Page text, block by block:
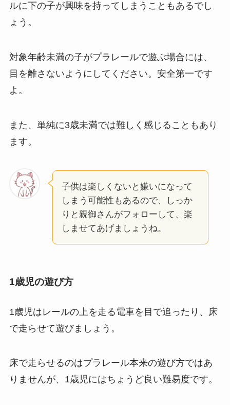
ルに下の子が興味を持ってしまうこともあるでし
ょう。
対象年齢未満の子がプラレールで遊ぶ場合には、
目を離さないようにしてください。安全第一です
よ。
また、単純に3歳未満では難しく感じることもあり
ます。
子供は楽しくないと嫌いになって
しまう可能性もあるので、しっか
りと親御さんがフォローして、楽
しませてあげましょうね。
1歳児の遊び方
1歳児はレールの上を走る電車を目で追ったり、床
で走らせて遊びましょう。
床で走らせるのはプラレール本来の遊び方ではあ
りませんが、1歳児にはちょうど良い難易度です。